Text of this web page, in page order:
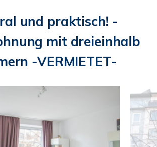
und praktisch! -
mit dreieinhalb
-VERMIETET-